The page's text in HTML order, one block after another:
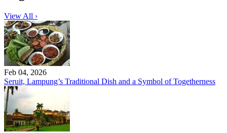
View All ›
Feb 04, 2026
Seruit, Lampung’s Traditional Dish and a Symbol of Togetherness